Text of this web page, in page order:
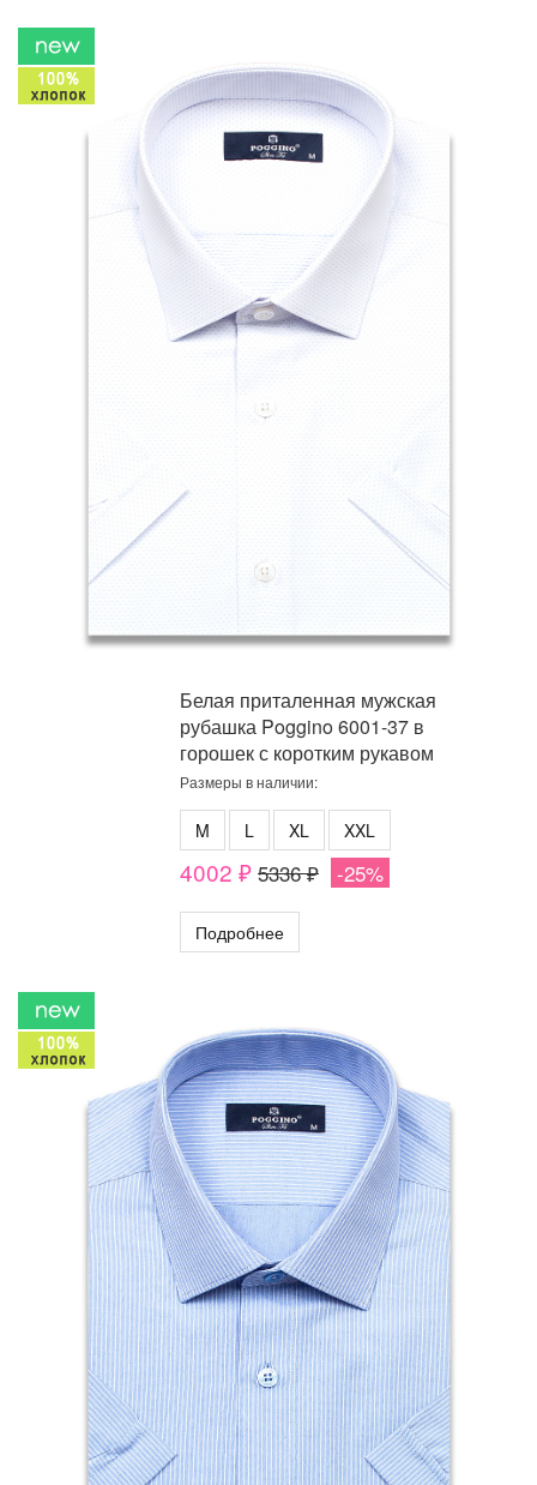
Белая приталенная мужская
рубашка Poggino 6001-37 в
горошек с коротким рукавом
Размеры в наличии:
M L XL XXL
4002 ₽ 5336 ₽ -25%
Подробнее